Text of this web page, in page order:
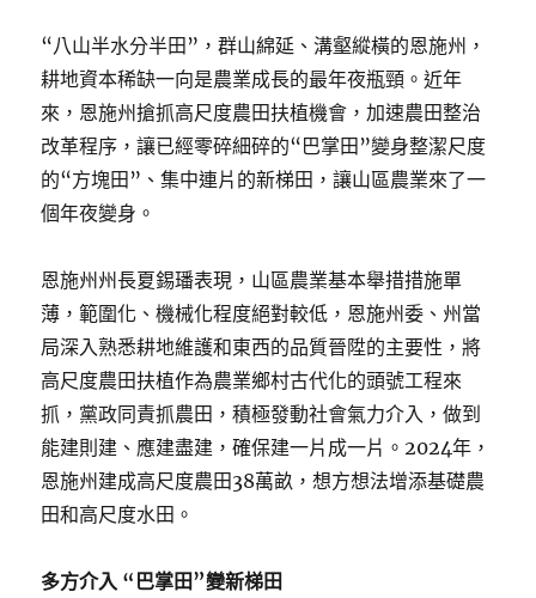
“八山半水分半田”，群山綿延、溝壑縱橫的恩施州，
耕地資本稀缺一向是農業成長的最年夜瓶頸。近年
來，恩施州搶抓高尺度農田扶植機會，加速農田整治
改革程序，讓已經零碎細碎的“巴掌田”變身整潔尺度
的“方塊田”、集中連片的新梯田，讓山區農業來了一
個年夜變身。
恩施州州長夏錫璠表現，山區農業基本舉措措施單
薄，範圍化、機械化程度絕對較低，恩施州委、州當
局深入熟悉耕地維護和東西的品質晉陞的主要性，將
高尺度農田扶植作為農業鄉村古代化的頭號工程來
抓，黨政同責抓農田，積極發動社會氣力介入，做到
能建則建、應建盡建，確保建一片成一片。2024年，
恩施州建成高尺度農田38萬畝，想方想法增添基礎農
田和高尺度水田。
多方介入 “巴掌田”變新梯田